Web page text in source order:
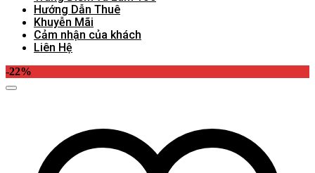
Hướng Dẫn Thuê
Khuyễn Mãi
Cảm nhận của khách
Liên Hệ
-22%